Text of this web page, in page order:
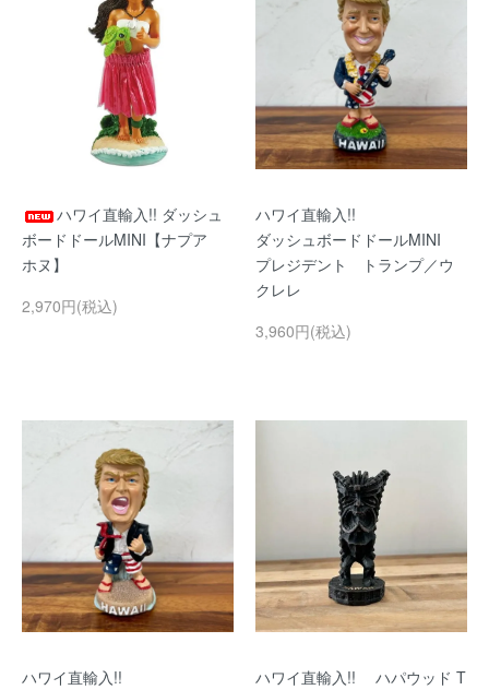
ハワイ直輸入!! ダッシュ
ボードドールMINI【ナプア
ホヌ】
2,970円(税込)
ハワイ直輸入!!
ダッシュボードドールMINI
プレジデント トランプ／ウ
クレレ
3,960円(税込)
ハワイ直輸入!!
ハワイ直輸入!! ハパウッド T